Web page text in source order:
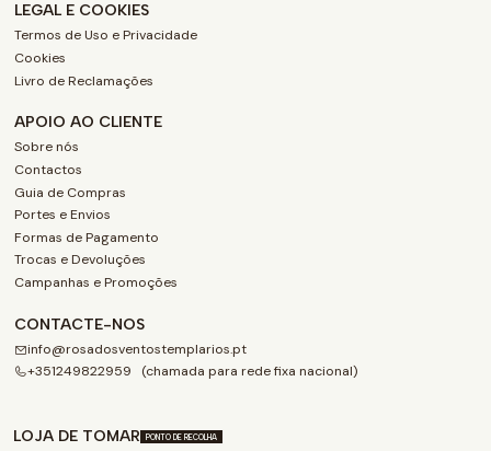
LEGAL E COOKIES
Termos de Uso e Privacidade
Cookies
Livro de Reclamações
APOIO AO CLIENTE
Sobre nós
Contactos
Guia de Compras
Portes e Envios
Formas de Pagamento
Trocas e Devoluções
Campanhas e Promoções
CONTACTE-NOS
info@rosadosventostemplarios.pt
+351249822959 (chamada para rede fixa nacional)
LOJA DE TOMAR PONTO DE RECOLHA